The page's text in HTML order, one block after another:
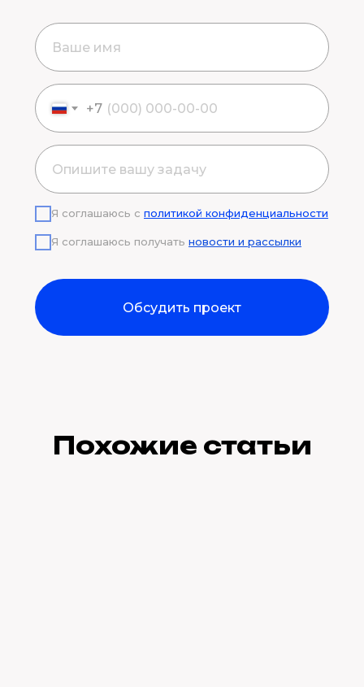
+7
Я соглашаюсь с политикой конфиденциальности
Я соглашаюсь получать новости и рассылки
Обсудить проект
Похожие статьи